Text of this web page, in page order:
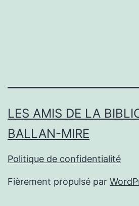
LES AMIS DE LA
BALLAN-MIRE
Politique de confidentialité
Fièrement propulsé par